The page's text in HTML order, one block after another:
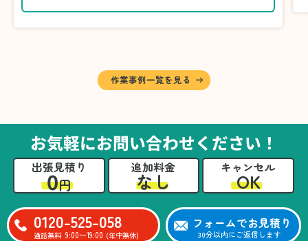
に仕分けしました。
A様から「手際よく進めてくれて助かりまし
るのは難しかったと思います」との温かいお言
葉をいただきました。遺品整理という心の負担
が大きい作業において、少しでもA様の力にな
れたことをスタッフ一同嬉しく思います。
作業事例一覧を見る
お気軽にお問い合わせください！
出張見積り
0円
追加料金
なし
キャンセル
OK
0120-525-058
通話無料 9:00〜19:00 (年中無休)
フォームでお見積り
30分以内にご返信します